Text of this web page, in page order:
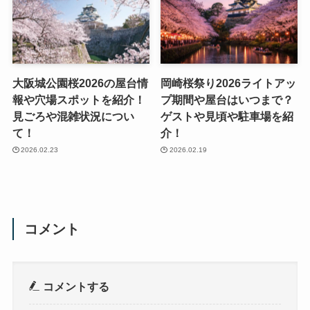
大阪城公園桜2026の屋台情
報や穴場スポットを紹介！
見ごろや混雑状況につい
て！
2026.02.23
岡崎桜祭り2026ライトアッ
プ期間や屋台はいつまで？
ゲストや見頃や駐車場を紹
介！
2026.02.19
コメント
コメントする